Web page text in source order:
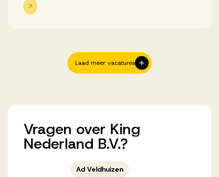
Laad meer vacatures
Vragen over King
Nederland B.V.?
Ad Veldhuizen